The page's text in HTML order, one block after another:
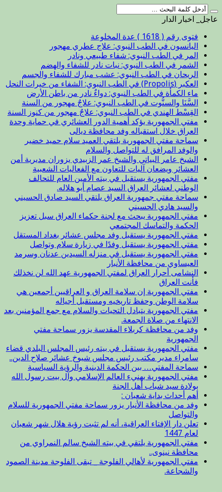
عاجل_ اخبار الدار
فتوى رقم ( 1618 ) عدة المخلوعة
اليانسون في الطب النبوي: علاج عطري مهجور
المر في الطب النبوي: شفاء طبيعي ونادر
الشمر في الطب النبوي: نبات نادر للشفاء والهضم
الريحان في الطب النبوي: عشب مبارك للشفاء والجسم
العكبر (Propolis) في الطب النبوي: الشفاء من خيرات النحل
ماء الكمأة في الطب النبوي: دواءٌ نادر من باطن الأرض
السَّنَا والسنُّوت في الطب النبوي: علاجٌ مهجور من السنة
القِسْط الهندي في الطب النبوي: علاجٌ مهجور من كنوز السنة
مفتي الجمهورية يؤكد أهمية الدور العشائري في حماية وحدة
العراق خلال استقباله وفد محافظة ديالى
سماحة مفتي الجمهورية يلتقي العميد سلام حميد خضير
والوفد المرافق له للتواصل والسلام
الشيخ عامر البياتي والشيخ عمر الزبيدي يزوران مديرية أمن
العشائر ويضعان آليات للتعاون مع الفعاليات الشعبية
مفتي الجمهورية يستقبل في بيته الأمين العام للتحالف
الوطني لعشائر العراق السيد عصام أبو هلاله.
سماحة مفتي جمهورية العراق يلتقي السيد صادق الحسيني
والسيد هادي الحسيني
مفتي الجمهورية يبحث مع لجنة حكماء العراق سبل تعزيز
الحكمة والتماسك المجتمعي
مفتي الجمهورية يستقبل وفد مجلس عشائر بغداد المستقل
مفتي الجمهورية يستقبل وفدًا في زيارة سلام وتواصل
مفتي الجمهورية يستقبل في منزله السيدين عدنان وسرمد
العيساوي من محافظة الأنبار
النشامى أحرار العراق لمفتي الجمهورية عهد الله لن نخذلك
فأنت العراق
مفتي الجمهورية إن سلامة العراق و العراقيين أجمعين هي
سلامة الوطن وحفظ تاريخيه ومستقبل أجياله
مفتي الجمهورية يتبادل التحيات والسلام مع جمع المؤمنين بعد
الانتهاء من صلاة الجمعة.
وفد من محافظة كربلاء المقدسة يزور سماحة مفتي
الجمهورية
مفتي الجمهورية يستقبل في بيته رئيس المجلس البلدي قضاء
سامراء مدير مكتب رئيس مجلس شيوخ عشائر صلاح الدين..
سماحة المفتي… بين الحكمة الدينية والرؤية السياسية
مفتي الجمهورية يهنيء العالم الإسلامي وآل بيت رسول الله
بولادة سيد شباب أهل الجنة
أهم أحداث بداية شعبان :
وفد من محافظة الأنبار يزور سماحة مفتي الجمهورية للسلام
والتواصل
تعلن دار الإفتاء العراقية، أنه لم تثبت رؤية هلال شهر شعبان
لعام 1447
مفتي الجمهورية يلتقي في بيته الشيخ سالم النمراوي من
محافظة نينوى..
مفتي الجمهورية لأهالي الفلوجة _ تبقى الفلوجة مدينة الصمود
والشجاعة.